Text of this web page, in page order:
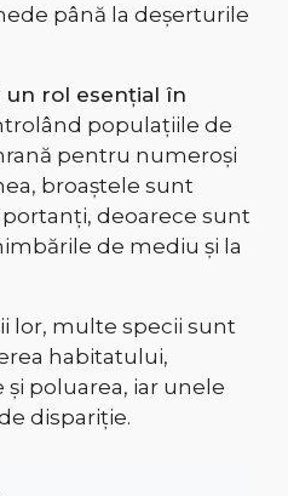
până la deșerturile
un rol esențial în
populațiile de
pentru numeroși
broaștele sunt
deoarece sunt
de mediu și la
lor, multe specii sunt
habitatului,
poluarea, iar unele
dispariție.